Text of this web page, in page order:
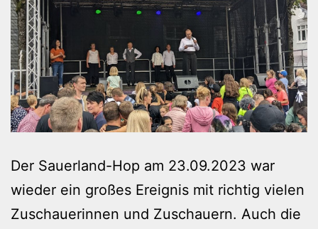
Der Sauerland-Hop am 23.09.2023 war
wieder ein großes Ereignis mit richtig vielen
Zuschauerinnen und Zuschauern. Auch die